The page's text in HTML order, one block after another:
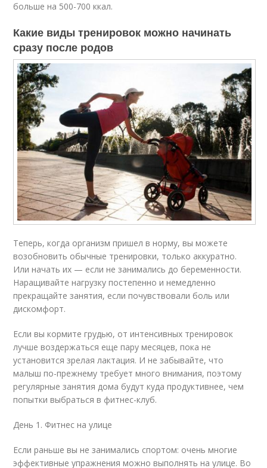
больше на 500-700 ккал.
Какие виды тренировок можно начинать
сразу после родов
Теперь, когда организм пришел в норму, вы можете
возобновить обычные тренировки, только аккуратно.
Или начать их — если не занимались до беременности.
Наращивайте нагрузку постепенно и немедленно
прекращайте занятия, если почувствовали боль или
дискомфорт.
Если вы кормите грудью, от интенсивных тренировок
лучше воздержаться еще пару месяцев, пока не
установится зрелая лактация. И не забывайте, что
малыш по-прежнему требует много внимания, поэтому
регулярные занятия дома будут куда продуктивнее, чем
попытки выбраться в фитнес-клуб.
День 1. Фитнес на улице
Если раньше вы не занимались спортом: очень многие
эффективные упражнения можно выполнять на улице. Во